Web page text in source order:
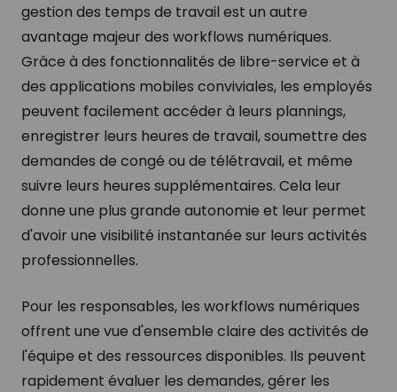
gestion des temps de travail est un autre
avantage majeur des workflows numériques.
Grâce à des fonctionnalités de libre-service et à
des applications mobiles conviviales, les employés
peuvent facilement accéder à leurs plannings,
enregistrer leurs heures de travail, soumettre des
demandes de congé ou de télétravail, et même
suivre leurs heures supplémentaires. Cela leur
donne une plus grande autonomie et leur permet
d'avoir une visibilité instantanée sur leurs activités
professionnelles.
Pour les responsables, les workflows numériques
offrent une vue d'ensemble claire des activités de
l'équipe et des ressources disponibles. Ils peuvent
rapidement évaluer les demandes, gérer les